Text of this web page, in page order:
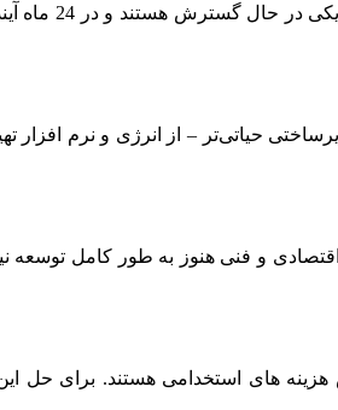
نمی‌توان تصور کرد که مراکز داده بزرگ بدون ژنراتور کار کنند. ولی
حیاتی‌تر – از انرژی و نرم افزار
و فنی هنوز به طور کامل توسعه
های استخدامی هستند. برای حل